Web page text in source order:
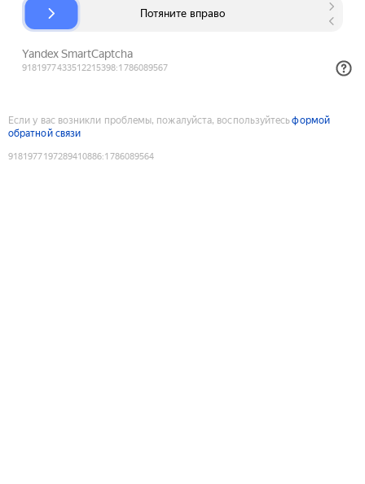
Если у вас возникли проблемы, пожалуйста, воспользуйтесьформой
обратной связи
9181977197289410886:1786089564